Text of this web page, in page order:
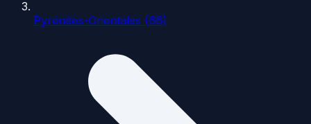
Pyrénées-Orientales (66)